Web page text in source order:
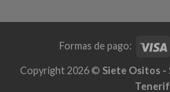
Formas de pago:
Copyright 2026 © Siete Ositos -